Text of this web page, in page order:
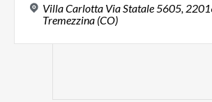
Villa Carlotta Via Statale 5605,
Tremezzina (CO)